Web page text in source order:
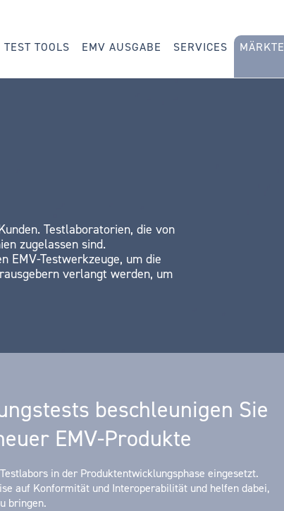
TEST TOOLS EMV AUSGABE SERVICES MÄRKTE
Testlaboratorien, die von
zugelassen sind.
EMV-Testwerkzeuge, um die
verlangt werden, um
beschleunigen Sie
EMV-Produkte
in der Produktentwicklungsphase eingesetzt.
auf Konformität und Interoperabilität und helfen dabei,
bringen.